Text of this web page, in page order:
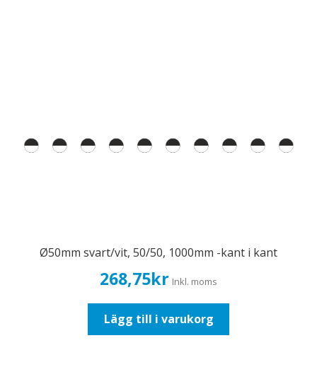
Ø50mm svart/vit, 50/50, 1000mm -kant i kant
268,75kr Inkl. moms
Lägg till i varukorg